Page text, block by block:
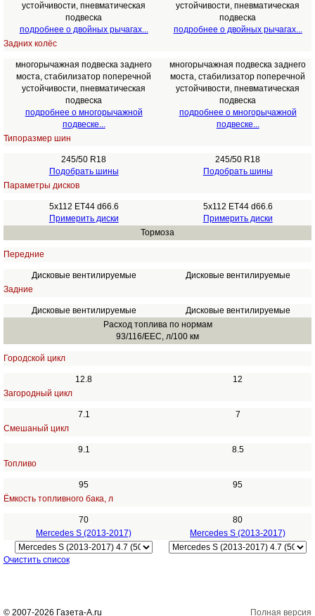
устойчивости, пневматическая
подвеска
подробнее о двойных рычагах...
устойчивости, пневматическая
подвеска
подробнее о двойных рычагах...
Задних колёс
многорычажная подвеска заднего
моста, стабилизатор поперечной
устойчивости, пневматическая
подвеска
подробнее о многорычажной
подвеске...
многорычажная подвеска заднего
моста, стабилизатор поперечной
устойчивости, пневматическая
подвеска
подробнее о многорычажной
подвеске...
Типоразмер шин
245/50 R18
Подобрать шины
245/50 R18
Подобрать шины
Параметры дисков
5x112 ET44 d66.6
Примерить диски
5x112 ET44 d66.6
Примерить диски
Тормоза
Передние
Дисковые вентилируемые
Дисковые вентилируемые
Задние
Дисковые вентилируемые
Дисковые вентилируемые
Расход топлива по нормам
93/116/EEC, л/100 км
Городской цикл
12.8
12
Загородный цикл
7.1
7
Смешаный цикл
9.1
8.5
Топливо
95
95
Ёмкость топливного бака, л
70
80
Mercedes S (2013-2017)
Mercedes S (2013-2017)
Очистить список
© 2007-2026 Газета-А.ru Полная версия